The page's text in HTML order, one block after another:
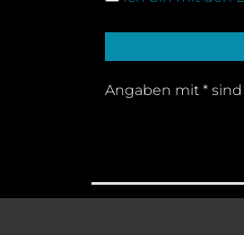
Angaben mit *